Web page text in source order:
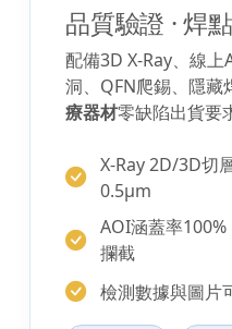
品質驗證 · 焊
配備3D X-Ray、線
洞、QFN爬錫、隱藏
療器材零缺陷出貨要
X-Ray 2D/3D切
0.5μm
AOI涵蓋率
攔截
檢測數據與圖片